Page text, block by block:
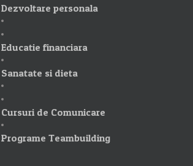
Dezvoltare personala
Educatie financiara
Sanatate si dieta
Cursuri de Comunicare
Programe Teambuilding